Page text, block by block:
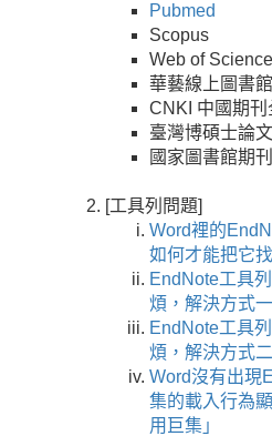
Pubmed
Scopus
Web of Science
華藝線上圖書館
CNKI 中國期刊
臺灣博碩士論
國家圖書館期
[工具列問題]
Word裡的
如何才能把它
EndNote工具
煩，解決方式
EndNote工具
煩，解決方式
Word沒有出現
集的載入行為
用巨集」